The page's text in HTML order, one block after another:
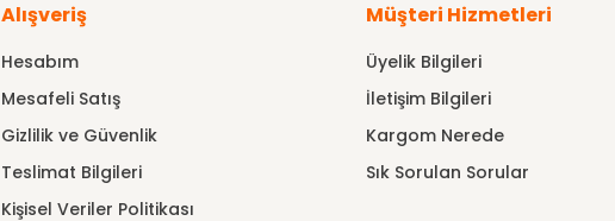
Alışveriş
Hesabım
Mesafeli Satış
Gizlilik ve Güvenlik
Teslimat Bilgileri
Kişisel Veriler Politikası
Müşteri Hizmetleri
Üyelik Bilgileri
İletişim Bilgileri
Kargom Nerede
Sık Sorulan Sorular